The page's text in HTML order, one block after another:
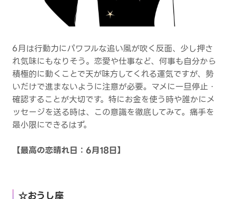
6月は行動力にパワフルな追い風が吹く反面、少し押さ
れ気味にもなりそう。恋愛や仕事など、何事も自分から
積極的に動くことで天が味方してくれる運気ですが、勢
いだけで進まないように注意が必要。マメに一旦停止・
確認することが大切です。特にお金を使う時や誰かにメ
ッセージを送る時は、この意識を徹底してみて。痛手を
最小限にできるはず。
【最高の恋晴れ日：6月18日】
☆おうし座